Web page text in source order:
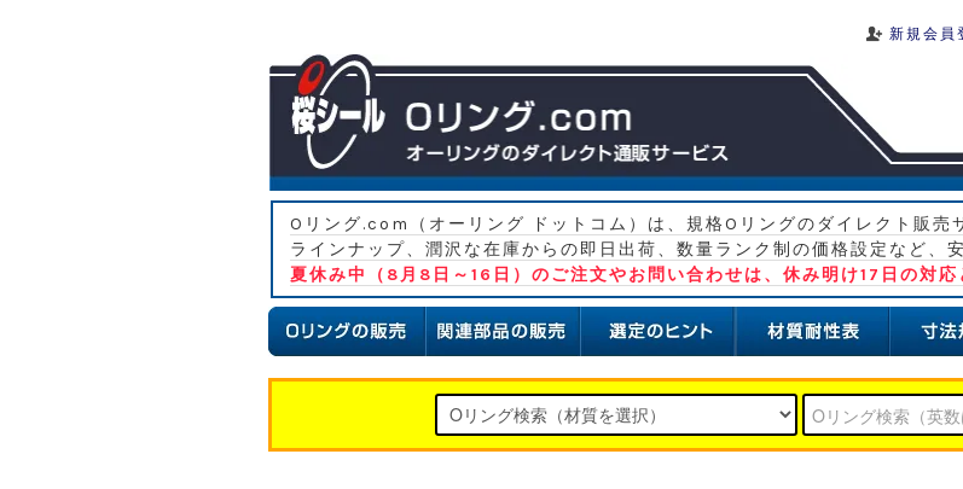
新規会員
Oリング.com（オーリング ドットコム）は、規格Oリングのダイレクト販売
ラインナップ、潤沢な在庫からの即日出荷、数量ランク制の価格設定など、
夏休み中（8月8日～16日）のご注文やお問い合わせは、休み明け17日の対応